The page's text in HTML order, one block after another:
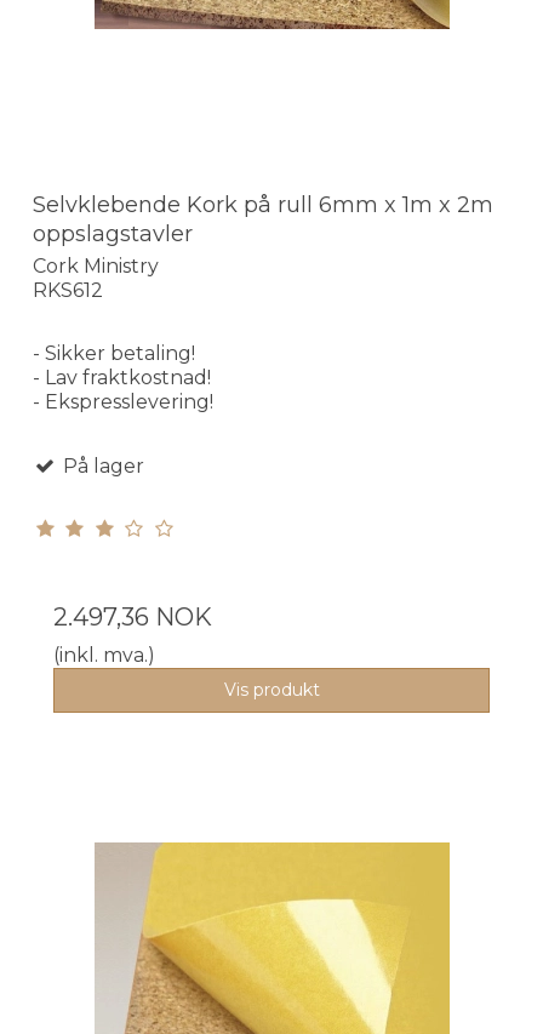
Selvklebende Kork på rull 6mm x 1m x 2m
oppslagstavler
Cork Ministry
RKS612
- Sikker betaling!
- Lav fraktkostnad!
- Ekspresslevering!
På lager
2.497,36 NOK
(inkl. mva.)
Vis produkt